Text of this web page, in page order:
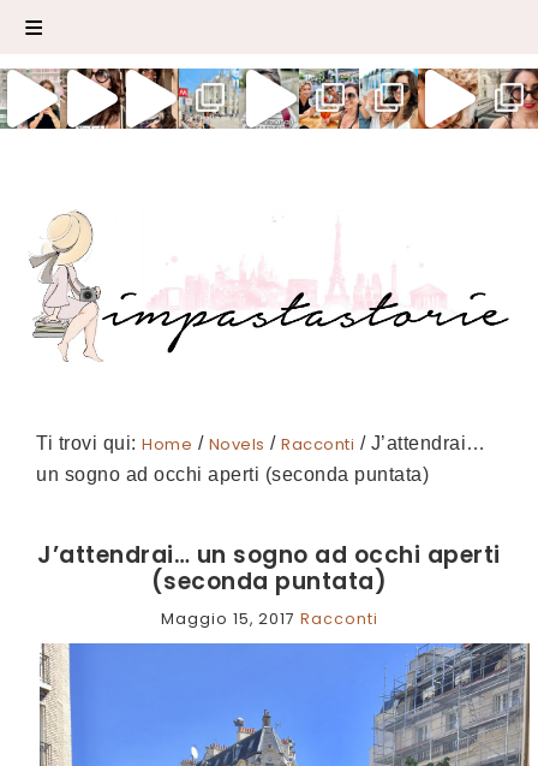
Ti trovi qui: Home / Novels / Racconti /J’attendrai…
un sogno ad occhi aperti (seconda puntata)
J’attendrai… un sogno ad occhi aperti
(seconda puntata)
Maggio 15, 2017 Racconti